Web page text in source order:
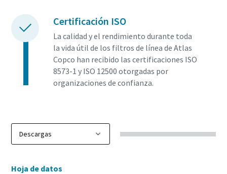
Certificación ISO
La calidad y el rendimiento durante toda
la vida útil de los filtros de línea de Atlas
Copco han recibido las certificaciones ISO
8573-1 y ISO 12500 otorgadas por
organizaciones de confianza.
Hoja de datos